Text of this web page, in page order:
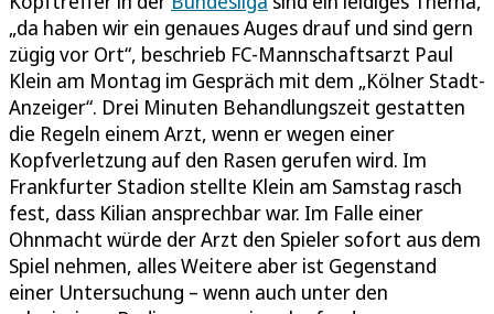
„da haben wir ein genaues Auges drauf und sind gern
zügig vor Ort“, beschrieb FC-Mannschaftsarzt Paul
Klein am Montag im Gespräch mit dem „Kölner Stadt-
Anzeiger“. Drei Minuten Behandlungszeit gestatten
die Regeln einem Arzt, wenn er wegen einer
Kopfverletzung auf den Rasen gerufen wird. Im
Frankfurter Stadion stellte Klein am Samstag rasch
fest, dass Kilian ansprechbar war. Im Falle einer
Ohnmacht würde der Arzt den Spieler sofort aus dem
Spiel nehmen, alles Weitere aber ist Gegenstand
einer Untersuchung – wenn auch unter den